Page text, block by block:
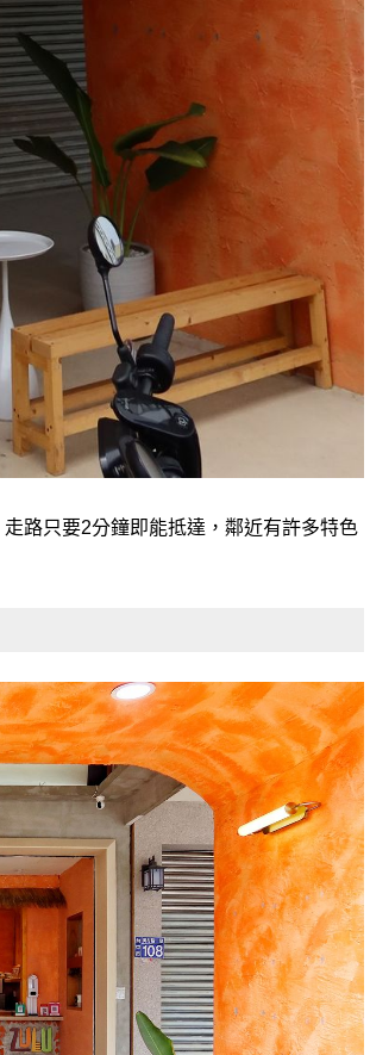
路只要2分鐘即能抵達，鄰近有許多特色